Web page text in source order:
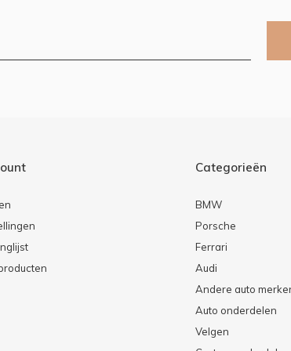
Categorieën
BMW
Porsche
Ferrari
Audi
Andere auto
Auto onderdelen
Velgen